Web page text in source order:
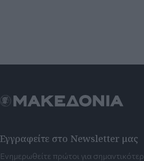
Εγγραφείτε στο Newsletter μας
Ενημερωθείτε πρώτοι για